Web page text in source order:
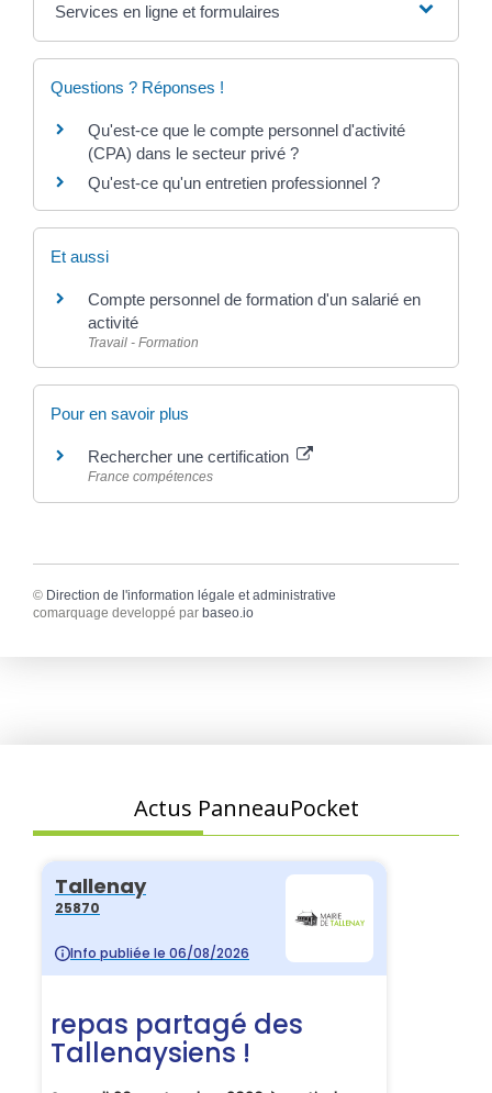
Services en ligne et formulaires
Questions ? Réponses !
Qu'est-ce que le compte personnel d'activité
(CPA) dans le secteur privé ?
Qu'est-ce qu'un entretien professionnel ?
Et aussi
Compte personnel de formation d'un salarié en
activité
Travail - Formation
Pour en savoir plus
Rechercher une certification
France compétences
© Direction de l'information légale et administrative
comarquage developpé par baseo.io
Actus PanneauPocket